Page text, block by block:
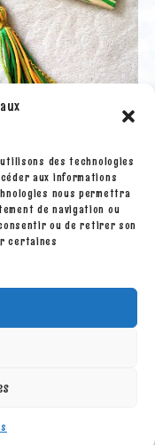
des technologies
aux informations
nous permettra
de navigation ou
ou de retirer son
certaines
Grigris - Déco
La main verte 3
Ajouter au panier